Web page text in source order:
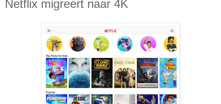
Netflix migreert naar 4K